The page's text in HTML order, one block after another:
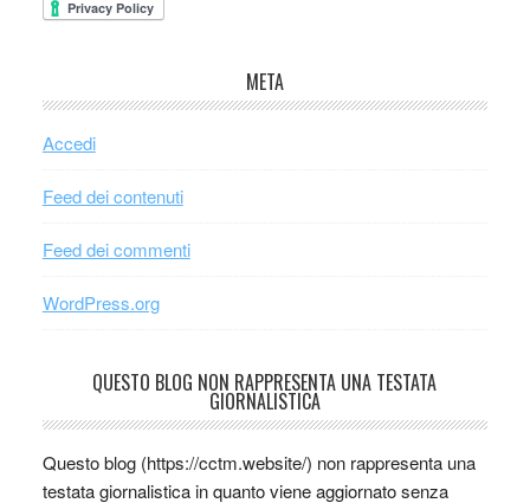
META
Accedi
Feed dei contenuti
Feed dei commenti
WordPress.org
QUESTO BLOG NON RAPPRESENTA UNA TESTATA
GIORNALISTICA
Questo blog (https://cctm.website/) non rappresenta una
testata giornalistica in quanto viene aggiornato senza